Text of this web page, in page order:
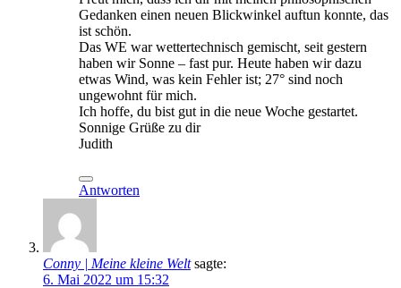
Gedanken einen neuen Blickwinkel auftun konnte, das
ist schön.
Das WE war wettertechnisch gemischt, seit gestern
haben wir Sonne – fast pur. Heute haben wir dazu
etwas Wind, was kein Fehler ist; 27° sind noch
ungewohnt für mich.
Ich hoffe, du bist gut in die neue Woche gestartet.
Sonnige Grüße zu dir
Judith
Antworten
Conny | Meine kleine Welt sagte:
6. Mai 2022 um 15:32